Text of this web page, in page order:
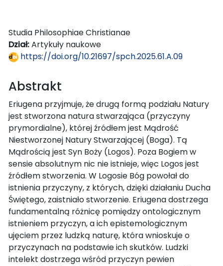
Studia Philosophiae Christianae
Dział:Artykuły naukowe
https://doi.org/10.21697/spch.2025.61.A.09
Abstrakt
Eriugena przyjmuje, że drugą formą podziału Natury
jest stworzona natura stwarzająca (przyczyny
prymordialne), której źródłem jest Mądrość
Niestworzonej Natury Stwarzającej (Boga). Tą
Mądrością jest Syn Boży (Logos). Poza Bogiem w
sensie absolutnym nic nie istnieje, więc Logos jest
źródłem stworzenia. W Logosie Bóg powołał do
istnienia przyczyny, z których, dzięki działaniu Ducha
Świętego, zaistniało stworzenie. Eriugena dostrzega
fundamentalną różnicę pomiędzy ontologicznym
istnieniem przyczyn, a ich epistemologicznym
ujęciem przez ludzką naturę, która wnioskuje o
przyczynach na podstawie ich skutków. Ludzki
intelekt dostrzega wśród przyczyn pewien